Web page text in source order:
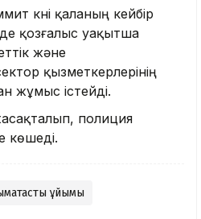
күні қаланың кейбір
қозғалыс уақытша
және
қызметкерлерінің
жұмыс істейді.
полиция
көшеді.
ұйымы